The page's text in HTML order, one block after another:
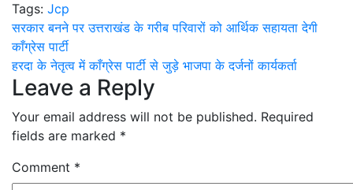
Tags: Jcp
Post
navigation
सरकार बनने पर उत्तराखंड के गरीब परिवारों को आर्थिक सहायता देगी
काँग्रेस पार्टी
हरदा के नेतृत्व में काँग्रेस पार्टी से जुड़े भाजपा के दर्जनों कार्यकर्ता
Leave a Reply
Your email address will not be published. Required
fields are marked *
Comment *